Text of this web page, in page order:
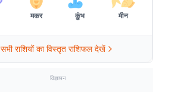
मकर कुंभ मीन
सभी राशियों का विस्तृत राशिफल देखें
विज्ञापन